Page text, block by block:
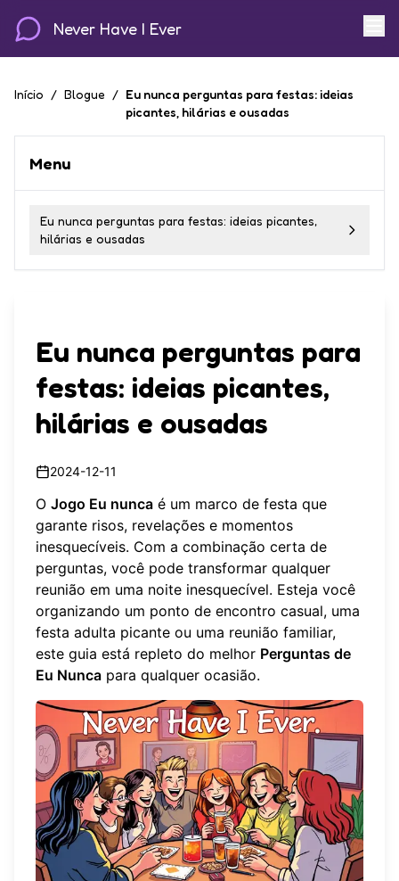
Never Have I Ever
Início / Blogue / Eu nunca perguntas para festas: ideias
picantes, hilárias e ousadas
Menu
Eu nunca perguntas para festas: ideias picantes,
hilárias e ousadas
Eu nunca perguntas para
festas: ideias picantes,
hilárias e ousadas
2024-12-11
O Jogo Eu nunca é um marco de festa que
garante risos, revelações e momentos
inesquecíveis. Com a combinação certa de
perguntas, você pode transformar qualquer
reunião em uma noite inesquecível. Esteja você
organizando um ponto de encontro casual, uma
festa adulta picante ou uma reunião familiar,
este guia está repleto do melhor Perguntas de
Eu Nunca para qualquer ocasião.